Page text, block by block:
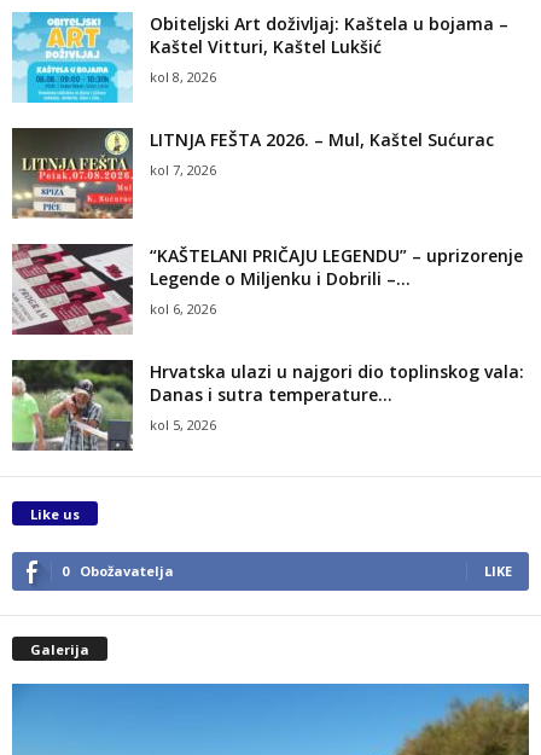
Obiteljski Art doživljaj: Kaštela u bojama –
Kaštel Vitturi, Kaštel Lukšić
kol 8, 2026
LITNJA FEŠTA 2026. – Mul, Kaštel Sućurac
kol 7, 2026
“KAŠTELANI PRIČAJU LEGENDU” – uprizorenje
Legende o Miljenku i Dobrili –...
kol 6, 2026
Hrvatska ulazi u najgori dio toplinskog vala:
Danas i sutra temperature...
kol 5, 2026
Like us
0 Obožavatelja LIKE
Galerija